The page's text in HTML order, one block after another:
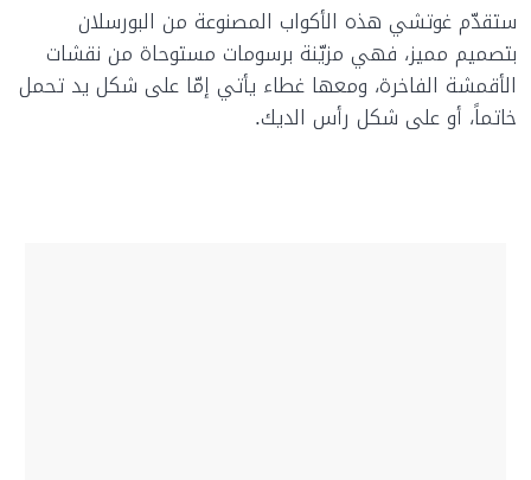
ستقدّم غوتشي هذه الأكواب المصنوعة من البورسلان
بتصميم مميز، فهي مزيّنة برسومات مستوحاة من نقشات
الأقمشة الفاخرة، ومعها غطاء يأتي إمّا على شكل يد تحمل
خاتماً، أو على شكل رأس الديك.